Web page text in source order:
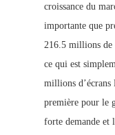
croissance du
importante que
216.5 millions de
ce qui est
millions
première pour le
forte demande et